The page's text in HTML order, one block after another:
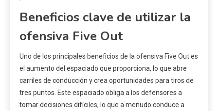
Beneficios clave de utilizar la
ofensiva Five Out
Uno de los principales beneficios de la ofensiva Five Out es
el aumento del espaciado que proporciona, lo que abre
carriles de conducción y crea oportunidades para tiros de
tres puntos. Este espaciado obliga a los defensores a
tomar decisiones difíciles, lo que a menudo conduce a